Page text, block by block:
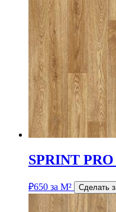
SPRINT
₽650 за М² Сделать